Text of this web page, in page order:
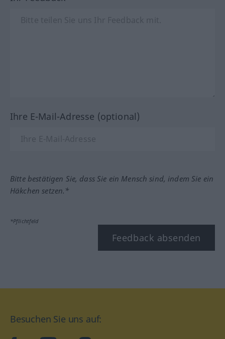
Ihre E-Mail-Adresse (optional)
Bitte bestätigen Sie, dass Sie ein Mensch sind, indem Sie ein
Häkchen setzen.*
*Pflichtfeld
Feedback absenden
Besuchen Sie uns auf: